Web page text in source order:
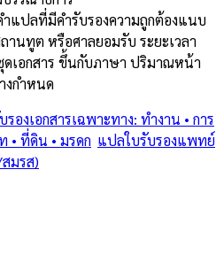
ำแปลที่มีคำรับรองความถูกต้องแนบ
นทูต หรือศาลยอมรับ ระยะเวลา
เอกสาร ขึ้นกับภาษา ปริมาณหน้า
งกำหนด
รองเอกสารเฉพาะทาง: ทำงาน • การ
• ที่ดิน • มรดก แปลใบรับรองแพทย์
มรส)